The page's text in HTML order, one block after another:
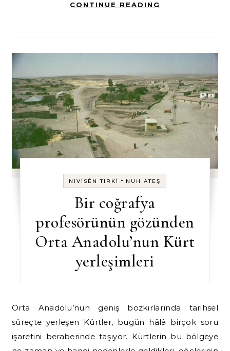
CONTINUE READING
NIVÎSÊN TIRKÎ - NUH ATEŞ
Bir coğrafya
profesörünün gözünden
Orta Anadolu’nun Kürt
yerleşimleri
Orta Anadolu’nun geniş bozkırlarında tarihsel
süreçte yerleşen Kürtler, bugün hâlâ birçok soru
işaretini beraberinde taşıyor. Kürtlerin bu bölgeye